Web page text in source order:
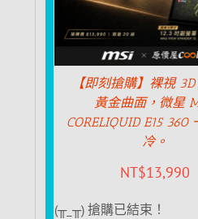
【即刻搶購】裸視
黃金曲面，微星
CORELIQUID E15 360
冷。
NT$13,990
(╥_╥) 搶購已結束！